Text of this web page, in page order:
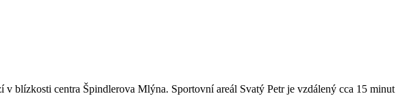
v blízkosti centra Špindlerova Mlýna. Sportovní areál Svatý Petr je vzdálený cca 15